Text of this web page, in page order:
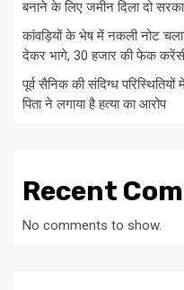
बनाने के लिए जमीन दिला दो
कांवड़ियों के भेष में नकली नोट
देकर भागे, 30 हजार की फेक
पूर्व सैनिक की संदिग्ध
पिता ने लगाया है हत्या का आरोप
Recent
No comments to show.